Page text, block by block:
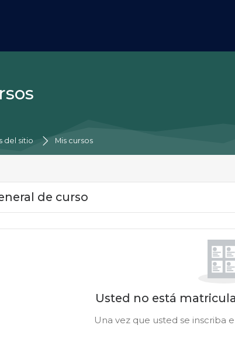
del sitio Mis cursos
de contenido principales
de curso
Usted no está
Una vez que usted se inscriba